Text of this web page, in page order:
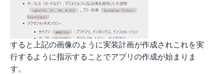
すると上記の画像のように実装計画が作成されこれを実
行するように指示することでアプリの作成が始まりま
す。